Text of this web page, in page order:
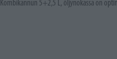
Kombikannun 5+2,5 L, öljynokassa on